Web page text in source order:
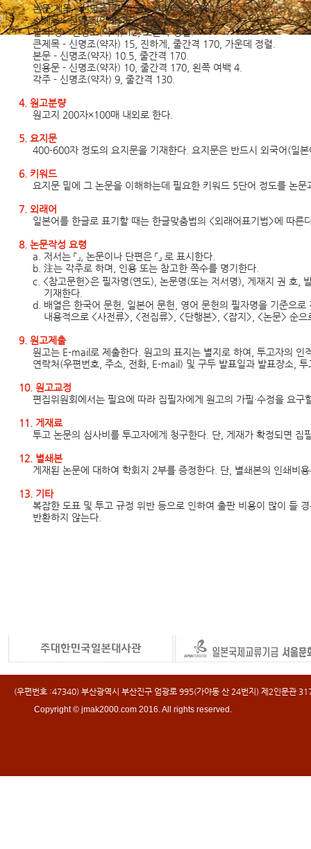
논문 제목 - 신명조(약자) 20, 진하게, 가운데 정렬.
소제목 - 신명조(약자) 15, 가운데.
필자 명 - 신명조(약자) 12, 오른쪽 정렬.
큰제목 - 신명조(약자) 15, 진하게, 줄간격 170, 가운데 정렬.
본문 - 신명조(약자) 10.5, 줄간격 170.
인용문 - 신명조(약자) 10, 줄간격 170, 왼쪽 여백 4.
각주 - 신명조(약자) 9, 줄간격 130.
4. 원고분량
원고지 200자×100매 내외로 한다.
5. 요지문
400-600자 정도의 요지문을 기재한다. 요지문은 반드시 외국어(일본
6. 키워드
요지문 밑에 그 논문을 이해하는데 필요한 키워드 5단어 정도를 논문
7. 외래어
일본어를 한글로 표기할 때는 한글맞춤법의 <외래어표기법>에 따른
8. 논문작성 요령
a. 저서는 「」, 논문이나 단편은 「」 로 표시한다.
b. 注는 각주로 하며, 인용 또는 참고한 쪽수를 명기한다.
c. <참고문헌>은 필자명(연도), 논문명(또는 저서명), 게재지 권 호,
기재한다.
d. 배열은 한국어 문헌, 일본어 문헌, 영어 문헌의 필자명을 기준으로
내용적으로 <사전류>, <전집류>, <단행본>, <잡지>, <논문> 순으
9. 원고제출
원고는 E-mail로 제출한다. 원고의 표지는 별지로 하여, 투고자의 인
연락처(우편번호, 주소, 전화, E-mail) 및 구두 발표일과 발표장소, 투
10. 원고교정
편집위원회에서는 필요에 따라 집필자에게 원고의 가필·수정을 요구
11. 게재료
투고 논문의 심사비를 투고자에게 청구한다. 단, 게재가 확정되면 집
12. 별쇄본
게재된 논문에 대하여 학회지 2부를 증정한다. 단, 별쇄본의 인쇄비
13. 기타
복잡한 도표 및 투고 규정 위반 등으로 인하여 출판 비용이 많이 들
반환하지 않는다.
(우편번호 :47340) 부산광역시 부산진구 엄광로 995(가야동 산 24번지) 제2인문
Copyright © jmak2000.com 2016. All rights reserved.